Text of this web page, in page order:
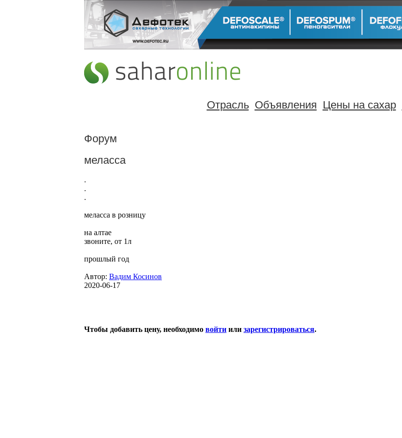
Отрасль Объявления Цены на сахар
Форум
меласса
.
.
.
меласса в розницу
на алтае
звоните, от 1л
прошлый год
Автор: Вадим Косинов
2020-06-17
Чтобы добавить цену, необходимо войти или зарегистрироваться.